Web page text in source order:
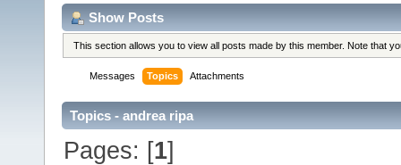
Show Posts
This section allows you to view all posts made by this member. Note that
Messages Topics Attachments
Topics - andrea ripa
Pages: [1]